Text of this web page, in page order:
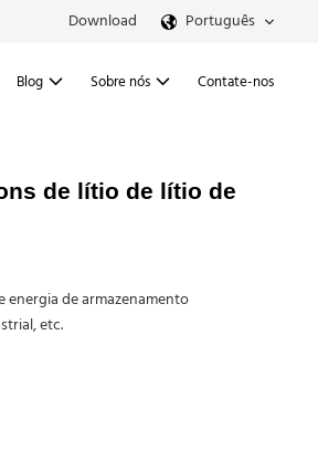
Download Português
Blog Sobre nós Contate-nos
de lítio de lítio de
de armazenamento
etc.